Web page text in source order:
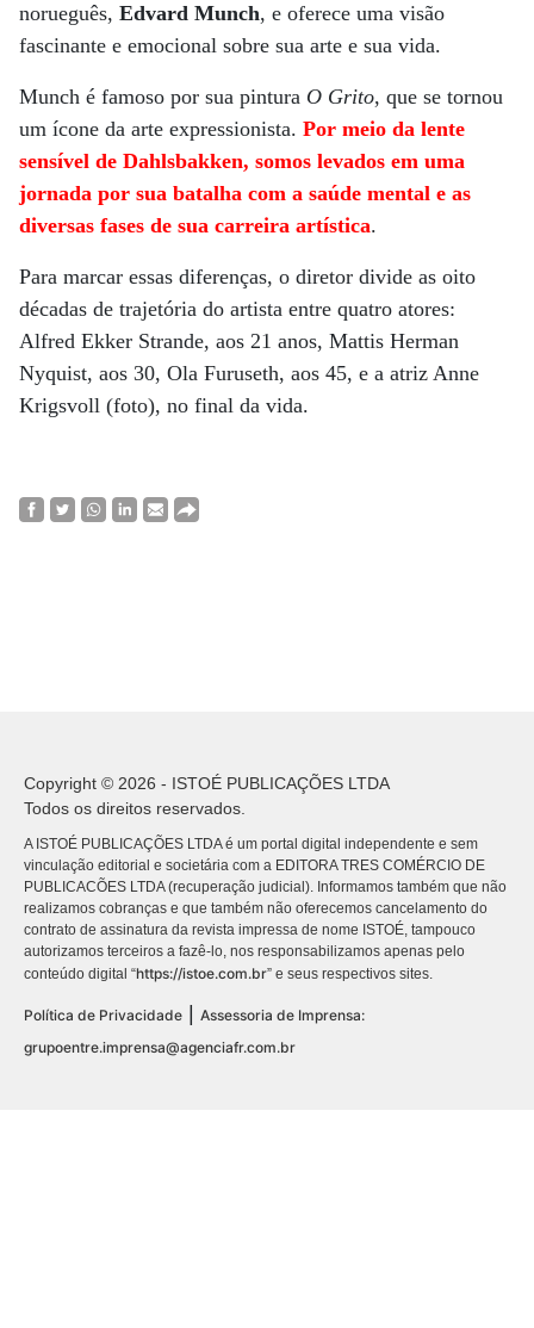
norueguês, Edvard Munch, e oferece uma visão
fascinante e emocional sobre sua arte e sua vida.
Munch é famoso por sua pintura O Grito, que se tornou
um ícone da arte expressionista. Por meio da lente
sensível de Dahlsbakken, somos levados em uma
jornada por sua batalha com a saúde mental e as
diversas fases de sua carreira artística.
Para marcar essas diferenças, o diretor divide as oito
décadas de trajetória do artista entre quatro atores:
Alfred Ekker Strande, aos 21 anos, Mattis Herman
Nyquist, aos 30, Ola Furuseth, aos 45, e a atriz Anne
Krigsvoll (foto), no final da vida.
Copyright © 2026 - ISTOÉ PUBLICAÇÕES LTDA
Todos os direitos reservados.
A ISTOÉ PUBLICAÇÕES LTDA é um portal digital independente e sem
vinculação editorial e societária com a EDITORA TRES COMÉRCIO DE
PUBLICACÕES LTDA (recuperação judicial). Informamos também que não
realizamos cobranças e que também não oferecemos cancelamento do
contrato de assinatura da revista impressa de nome ISTOÉ, tampouco
autorizamos terceiros a fazê-lo, nos responsabilizamos apenas pelo
conteúdo digital “https://istoe.com.br” e seus respectivos sites.
Política de Privacidade
Assessoria de Imprensa:
grupoentre.imprensa@agenciafr.com.br